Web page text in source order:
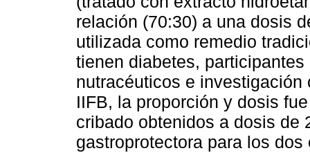
relación (70:30) a una dosis
utilizada como remedio
tienen diabetes,
nutracéuticos e investigación
IIFB, la proporción y dosis
cribado obtenidos a dosis de
gastroprotectora para los dos